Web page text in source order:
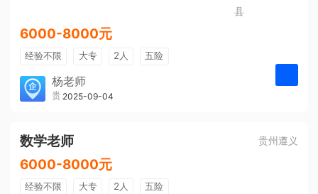
县
6000-8000元
经验不限 大专 2人
五险
带薪年假
年终奖
免费培训
包住宿
杨老师
贵州大美前程文化发展有限公司
2025-09-04
数学老师 贵州遵义
6000-8000元
经验不限 大专 2人
五险